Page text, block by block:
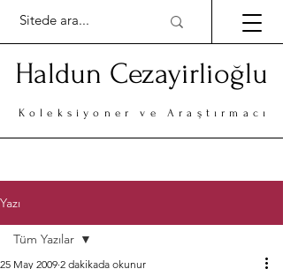
Haldun Cezayirlioğlu
Koleksiyoner ve Araştırmacı
Yazı
Tüm Yazılar
25 May 2009 2 dakikada okunur